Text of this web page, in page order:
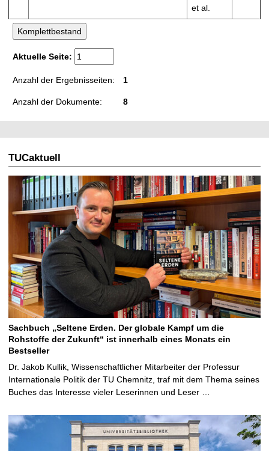
et al.
Aktuelle Seite:
Anzahl der Ergebnisseiten: 1
Anzahl der Dokumente: 8
TUCaktuell
Sachbuch „Seltene Erden. Der globale Kampf um die
Rohstoffe der Zukunft“ ist innerhalb eines Monats ein
Bestseller
Dr. Jakob Kullik, Wissenschaftlicher Mitarbeiter der Professur
Internationale Politik der TU Chemnitz, traf mit dem Thema seines
Buches das Interesse vieler Leserinnen und Leser …